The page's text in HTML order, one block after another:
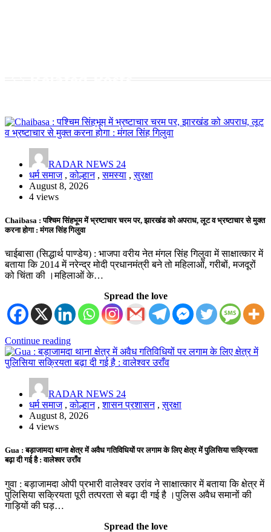
RADAR NEWS 24
धर्म समाज,कोल्हान,समस्या ,सुरक्षा
August 8, 2026
4 views
Chaibasa : पश्चिम सिंहभूम में भ्रष्टाचार चरम पर, झारखंड को अपराध, लूट व भ्रष्टाचार से मुक्त
करना होगा : मंगल सिंह गिलुवा
चाईबासा (सिद्धार्थ पाण्डेय) : भाजपा वरीय नेत मंगल सिंह गिलुवा में साक्षात्कार में
बताया कि 2014 में नरेन्द्र मोदी प्रधानमंत्री बने तो महिलाओं, गरीबों, मजदूरों
को चिंता की ।महिलाओं के…
Spread the love
Continue reading
RADAR NEWS 24
धर्म समाज,कोल्हान,शासन प्रशासन,सुरक्षा
August 8, 2026
4 views
Gua : बड़ाजामदा थाना क्षेत्र में अवैध गतिविधियों पर लगाम के लिए क्षेत्र में पुलिसिया सक्रियता
बढ़ा दी गई है : वालेश्वर उराँव
गुवा : बड़ाजामदा ओपी प्रभारी वालेश्वर उरांव ने साक्षात्कार में बताया कि क्षेत्र में
पुलिसिया सक्रियता पूरी तत्परता से बढ़ा दी गई है ।पुलिस अवैध समानों की
गाड़ियों की घड़…
Spread the love